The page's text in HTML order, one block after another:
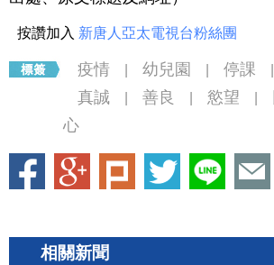
按讚加入 新唐人亞太電視台粉絲團
疫情 幼兒園 停課
真誠 善良 慾望
心
相關新聞